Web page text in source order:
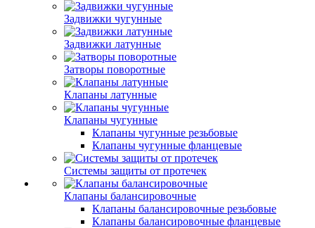
Задвижки чугунные
Задвижки латунные
Затворы поворотные
Клапаны латунные
Клапаны чугунные
Клапаны чугунные резьбовые
Клапаны чугунные фланцевые
Системы защиты от протечек
Клапаны балансировочные
Клапаны балансировочные резьбовые
Клапаны балансировочные фланцевые